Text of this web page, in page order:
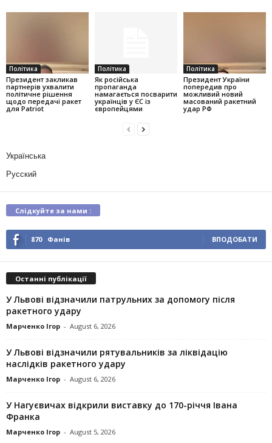
Політика
Президент закликав
партнерів ухвалити
політичне рішення
щодо передачі ракет
для Patriot
Політика
Як російська
пропаганда
намагається посварити
українців у ЄС із
європейцями
Політика
Президент України
попередив про
можливий новий
масований ракетний
удар РФ
Українська
Русский
Слідкуйте за нами :
870 Фанів ВПОДОБАТИ
Останні публікації
У Львові відзначили патрульних за допомогу після
ракетного удару
Марченко Ігор - August 6, 2026
У Львові відзначили рятувальників за ліквідацію
наслідків ракетного удару
Марченко Ігор - August 6, 2026
У Нагуєвичах відкрили виставку до 170-річчя Івана
Франка
Марченко Ігор - August 5, 2026